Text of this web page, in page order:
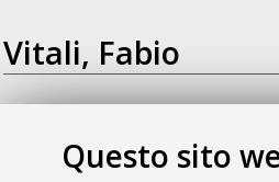
Questo sito
Vitali, Fabio
Bologna, Corso di Studio in